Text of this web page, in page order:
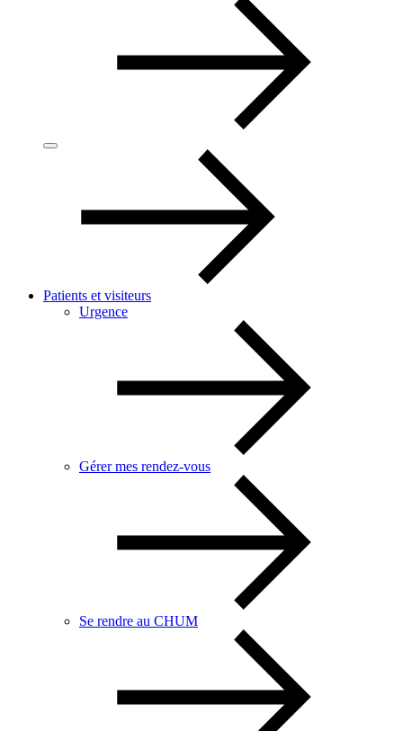
Patients et visiteurs
Urgence
Gérer mes rendez-vous
Se rendre au CHUM